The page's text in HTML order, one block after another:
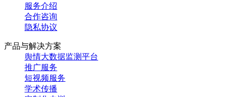
服务介绍
合作咨询
隐私协议
产品与解决方案
舆情大数据监测平台
推广服务
短视频服务
学术传播